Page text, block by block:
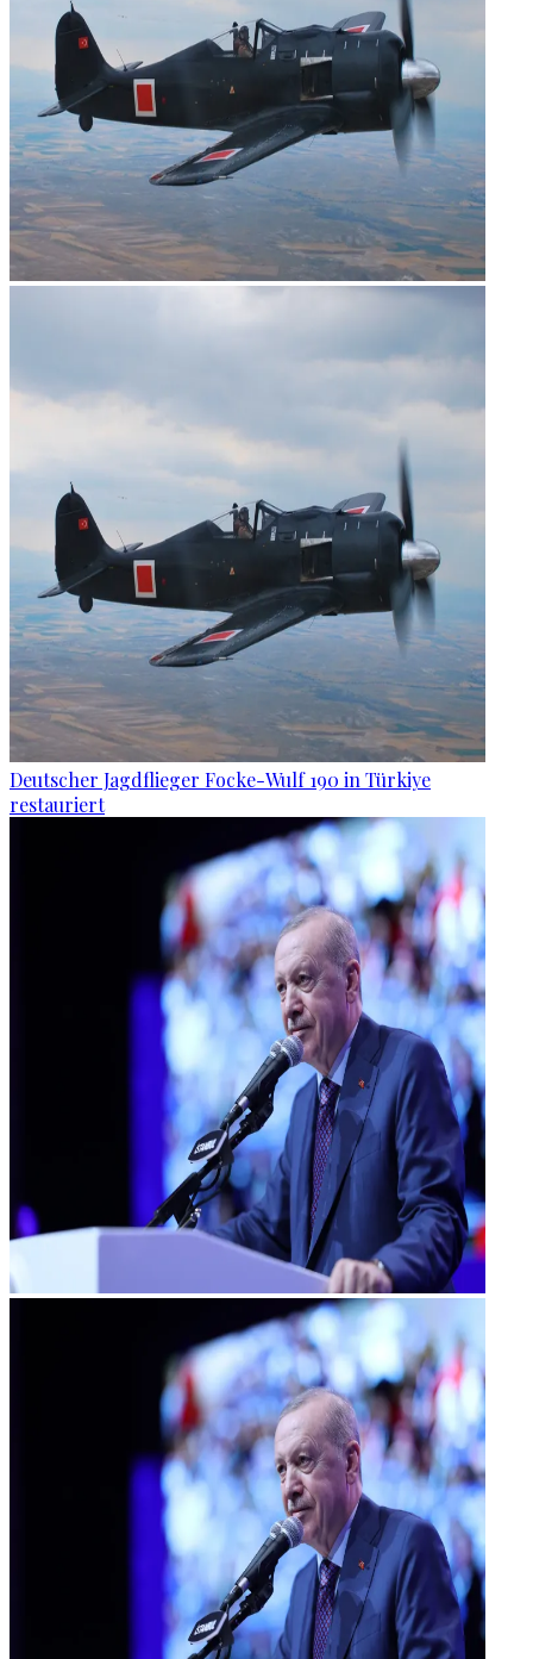
Deutscher Jagdflieger Focke-Wulf 190 in Türkiye
restauriert